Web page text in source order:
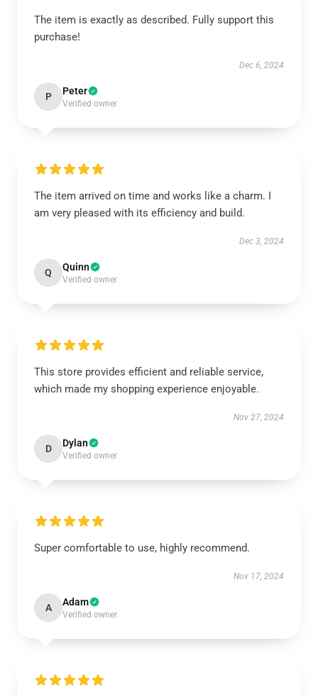
The item is exactly as described. Fully support this
purchase!
Dec 6, 2024
P Peter
Verified owner
The item arrived on time and works like a charm. I
am very pleased with its efficiency and build.
Dec 3, 2024
Q Quinn
Verified owner
This store provides efficient and reliable service,
which made my shopping experience enjoyable.
Nov 27, 2024
D Dylan
Verified owner
Super comfortable to use, highly recommend.
Nov 17, 2024
A Adam
Verified owner